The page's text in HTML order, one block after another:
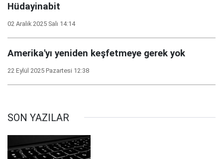
Hüdayinabit
02 Aralık 2025 Salı 14:14
Amerika'yı yeniden keşfetmeye gerek yok
22 Eylül 2025 Pazartesi 12:38
SON YAZILAR